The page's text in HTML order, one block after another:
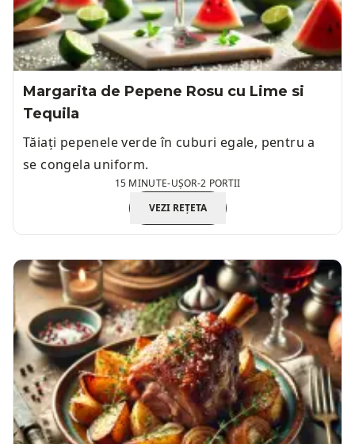
Margarita de Pepene Rosu cu Lime si
Tequila
Tăiați pepenele verde în cuburi egale, pentru a
se congela uniform.
15 MINUTE-UȘOR-2 PORTII
VEZI REȚETA